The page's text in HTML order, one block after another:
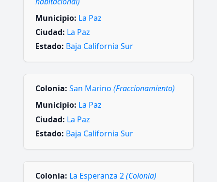
Municipio: La Paz
Ciudad: La Paz
Estado: Baja California Sur
Colonia: San Marino (Fraccionamiento)
Municipio: La Paz
Ciudad: La Paz
Estado: Baja California Sur
Colonia: La Esperanza 2(Colonia)